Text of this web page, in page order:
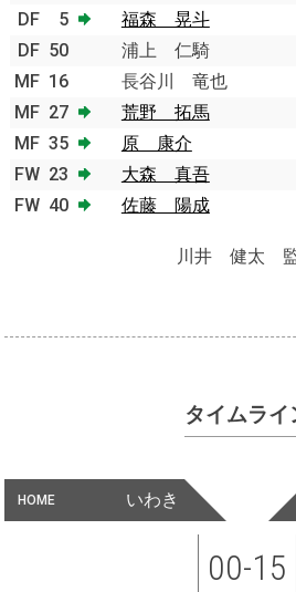
DF
5 福森 晃斗
DF 50
浦上 仁騎
MF 16
長谷川 竜也
MF 27 荒野 拓馬
MF 35 原 康介
FW 23 大森 真吾
FW 40 佐藤 陽成
川井 健太
タイムライ
HOME いわき
00-15